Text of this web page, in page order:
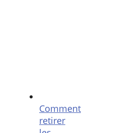
Comment
retirer